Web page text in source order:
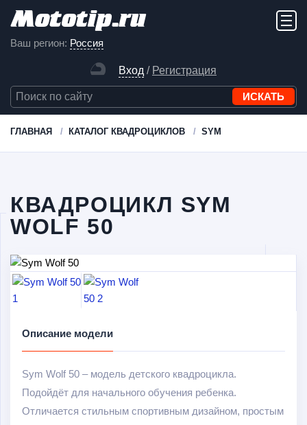
Ваш регион: Россия
Вход / Регистрация
ГЛАВНАЯ КАТАЛОГ КВАДРОЦИКЛОВ SYM
КВАДРОЦИКЛ SYM
WOLF 50
Описание модели
Sym Wolf 50 – модель детского квадроцикла.
Подойдёт для начального обучения ребенка.
Отличается стильным спортивным дизайном, простым